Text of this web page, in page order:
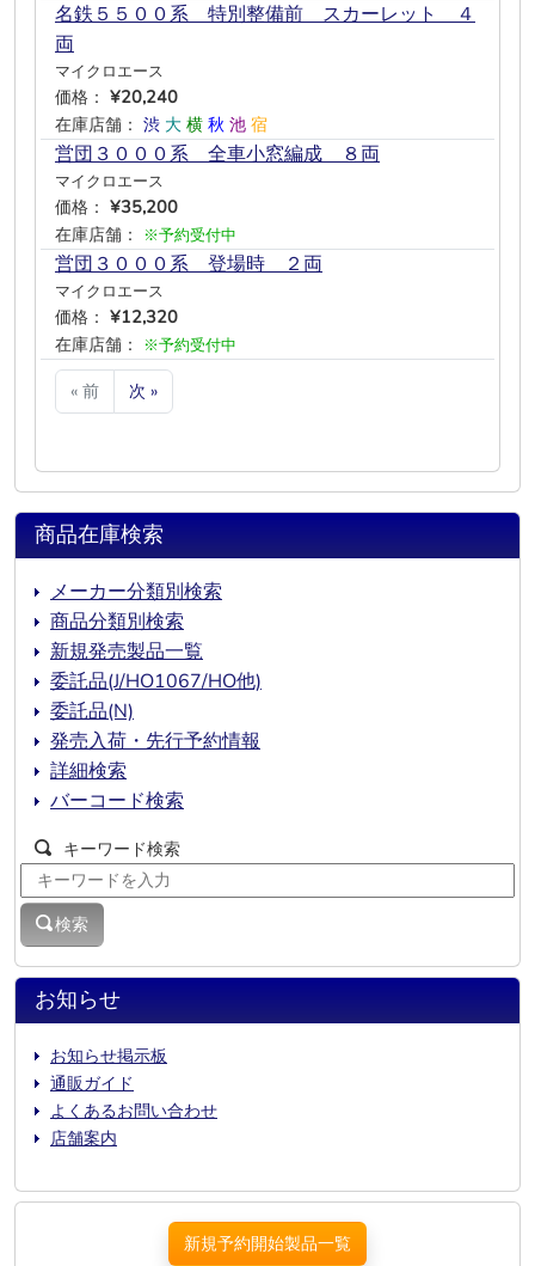
名鉄５５００系 特別整備前 スカーレット ４
両
マイクロエース
価格： ¥20,240
在庫店舗： 渋 大 横 秋 池 宿
営団３０００系 全車小窓編成 ８両
マイクロエース
価格： ¥35,200
在庫店舗：
※予約受付中
営団３０００系 登場時 ２両
マイクロエース
価格： ¥12,320
在庫店舗：
※予約受付中
« 前 次 »
お知らせ
お知らせ掲示板
通販ガイド
よくあるお問い合わせ
店舗案内
商品在庫検索
メーカー分類別検索
商品分類別検索
新規発売製品一覧
委託品(J/HO1067/HO他)
委託品(N)
発売入荷・先行予約情報
詳細検索
バーコード検索
キーワード検索
検索
新規予約開始製品一覧